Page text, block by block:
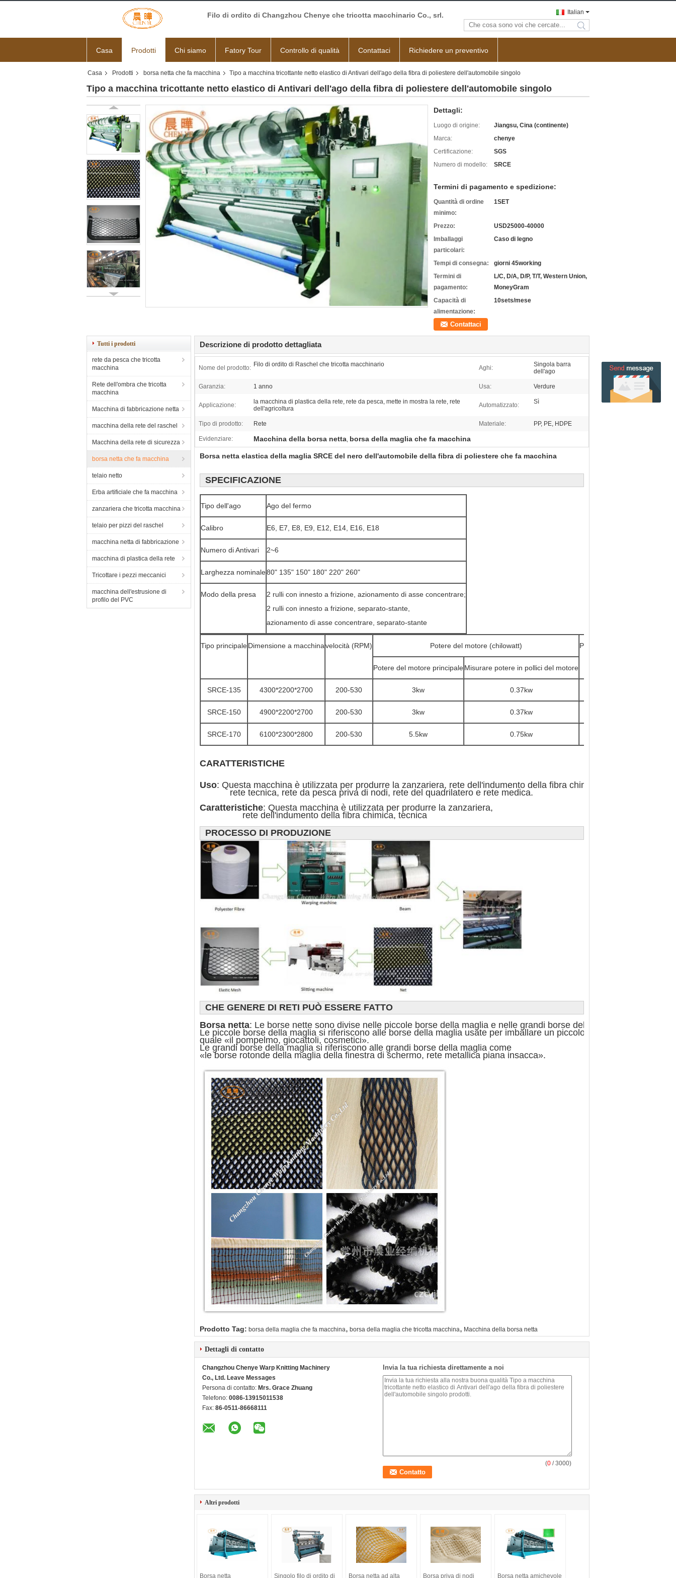
Filo di ordito di Changzhou Chenye che tricotta macchinario Co., srl. Italian
search
Casa Prodotti Chi siamo Fatory Tour Controllo di qualità Contattaci Richiedere un preventivo
Casa Prodotti borsa netta che fa macchina Tipo a macchina tricottante netto elastico di Antivari dell'ago della fibra di poliestere dell'automobile singolo
Tipo a macchina tricottante netto elastico di Antivari dell'ago della fibra di poliestere dell'automobile singolo
Dettagli:
Luogo di origine:
Jiangsu, Cina (continente)
Marca:
chenye
Certificazione:
SGS
Numero di modello:
SRCE
Termini di pagamento e spedizione:
Quantità di ordine
minimo:
1SET
Prezzo:
USD25000-40000
Imballaggi
particolari:
Caso di legno
Tempi di consegna:
giorni 45working
Termini di
pagamento:
L/C, D/A, D/P, T/T, Western Union,
MoneyGram
Capacità di
alimentazione:
10sets/mese
Contattaci
Tutti i prodotti
rete da pesca che tricotta
macchina
Rete dell'ombra che tricotta
macchina
Macchina di fabbricazione netta
macchina della rete del raschel
Macchina della rete di sicurezza
borsa netta che fa macchina
telaio netto
Erba artificiale che fa macchina
zanzariera che tricotta macchina
telaio per pizzi del raschel
macchina netta di fabbricazione
macchina di plastica della rete
Tricottare i pezzi meccanici
macchina dell'estrusione di
profilo del PVC
Descrizione di prodotto dettagliata
Nome del prodotto: Filo di ordito di Raschel che tricotta macchinario Aghi:
Singola barra
dell'ago
Garanzia: 1 anno Usa: Verdure
Applicazione:
la macchina di plastica della rete, rete da pesca, mette in mostra la rete, rete
dell'agricoltura
Automatizzato: Sì
Tipo di prodotto: Rete Materiale: PP, PE, HDPE
Evidenziare: Macchina della borsa netta, borsa della maglia che fa macchina
Borsa netta elastica della maglia SRCE del nero dell'automobile della fibra di poliestere che fa macchina
SPECIFICAZIONE
Tipo dell'ago Ago del fermo
Calibro E6, E7, E8, E9, E12, E14, E16, E18
Numero di Antivari 2~6
Larghezza nominale80" 135" 150" 180" 220" 260"
Modo della presa
2 rulli con innesto a frizione, azionamento di asse concentrare;
2 rulli con innesto a frizione, separato-stante,
azionamento di asse concentrare, separato-stante
Tipo principaleDimensione a macchinavelocità (RPM) Potere del motore (chilowatt) Peso a macchina
Potere del motore principaleMisurare potere in pollici del motore
SRCE-135 4300*2200*2700 200-530 3kw 0.37kw
SRCE-150 4900*2200*2700 200-530 3kw 0.37kw
SRCE-170 6100*2300*2800 200-530 5.5kw 0.75kw
CARATTERISTICHE
Uso: Questa macchina è utilizzata per produrre la zanzariera, rete dell'indumento della fibra chimica,
            rete tecnica, rete da pesca priva di nodi, rete del quadrilatero e rete medica.
Caratteristiche: Questa macchina è utilizzata per produrre la zanzariera,
                 rete dell'indumento della fibra chimica, tecnica
PROCESSO DI PRODUZIONE
CHE GENERE DI RETI PUÒ ESSERE FATTO
Borsa netta: Le borse nette sono divise nelle piccole borse della maglia e nelle grandi borse della maglia.
Le piccole borse della maglia si riferiscono alle borse della maglia usate per imballare un piccolo numero di oggetti,
quale «il pompelmo, giocattoli, cosmetici».
Le grandi borse della maglia si riferiscono alle grandi borse della maglia come
«le borse rotonde della maglia della finestra di schermo, rete metallica piana insacca».
Prodotto Tag: borsa della maglia che fa macchina, borsa della maglia che tricotta macchina, Macchina della borsa netta
Dettagli di contatto
Changzhou Chenye Warp Knitting Machinery
Co., Ltd. Leave Messages
Persona di contatto: Mrs. Grace Zhuang
Telefono: 0086-13915011538
Fax: 86-0511-86668111
Invia la tua richiesta direttamente a noi
(0 / 3000)
Altri prodotti
Borsa netta Singolo filo di ordito di Borsa netta ad alta Borsa priva di nodi Borsa netta amichevole